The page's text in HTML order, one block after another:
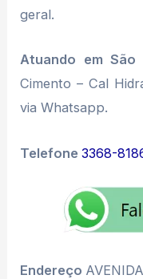
geral.
Atuando em São
Cimento – Cal
via Whatsapp.
Telefone3368-
Endereço